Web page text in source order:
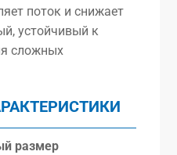
поток и снижает
устойчивый к
сложных
размер